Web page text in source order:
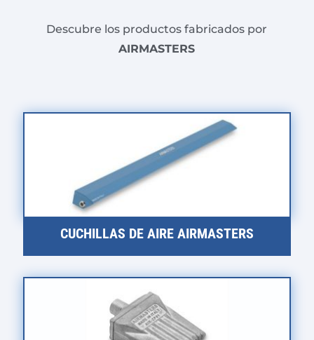
Descubre los productos fabricados por
AIRMASTERS
CUCHILLAS DE AIRE AIRMASTERS